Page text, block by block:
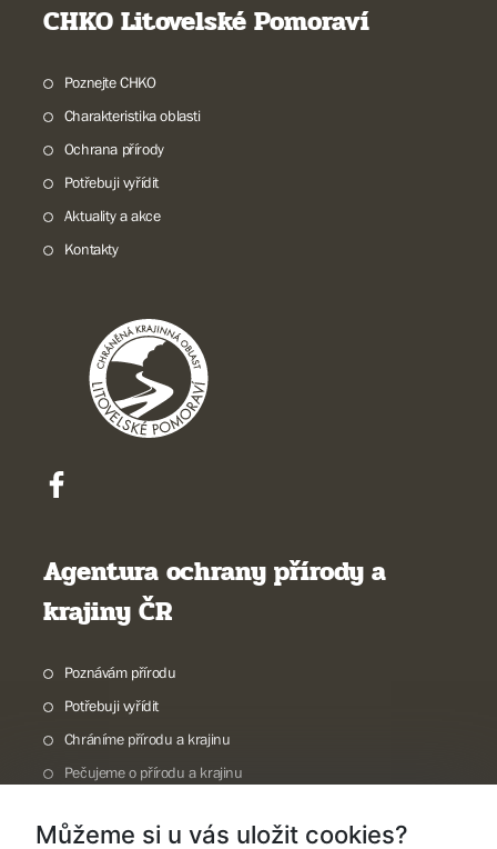
CHKO Litovelské Pomoraví
Poznejte CHKO
Charakteristika oblasti
Ochrana přírody
Potřebuji vyřídit
Aktuality a akce
Kontakty
Agentura ochrany přírody a
krajiny ČR
Poznávám přírodu
Potřebuji vyřídit
Chráníme přírodu a krajinu
Pečujeme o přírodu a krajinu
O nás
Můžeme si u vás uložit cookies?